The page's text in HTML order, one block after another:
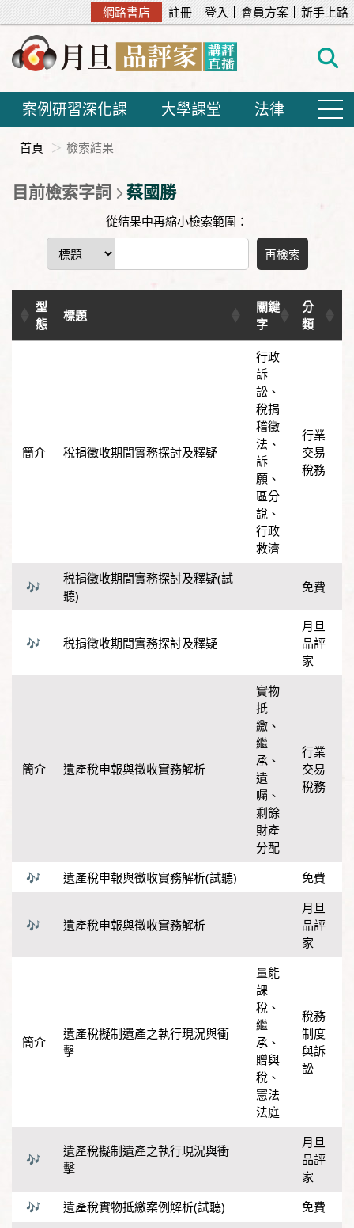
網路書店 註冊 登入 會員方案 新手上路
案例研習深化課 大學課堂 法律
首頁 檢索結果
目前檢索字詞 蔡國勝
從結果中再縮小檢索範圍：
再檢索
型
態
標題
關鍵
字
分
類
稅捐徵收期間實務探討及釋疑
行政
訴
訟 、
稅捐
稽徵
法 、
訴
願 、
區分
說 、
行政
救濟
行業
交易
稅務
税捐徵收期間實務探討及釋疑(試
聽)
免費
税捐徵收期間實務探討及釋疑
月旦
品評
家
遺產稅申報與徵收實務解析
實物
抵
繳 、
繼
承 、
遺
囑 、
剩餘
財產
分配
行業
交易
稅務
遺產稅申報與徵收實務解析(試聽) 免費
遺產稅申報與徵收實務解析
月旦
品評
家
遺產稅擬制遺產之執行現況與衝
擊
量能
課
稅 、
繼
承 、
贈與
稅 、
憲法
法庭
稅務
制度
與訴
訟
遺產稅擬制遺產之執行現況與衝
擊
月旦
品評
家
遺產稅實物抵繳案例解析(試聽)
免費